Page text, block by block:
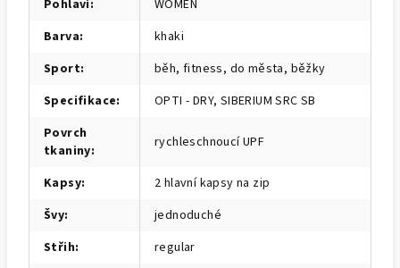
Pohlaví:
WOMEN
Barva:
khaki
Sport:
běh, fitness, do města, běžky
Specifikace:
OPTI - DRY, SIBERIUM SRC SB
Povrch
tkaniny: rychleschnoucí UPF
Kapsy:
2 hlavní kapsy na zip
Švy:
jednoduché
Střih:
regular